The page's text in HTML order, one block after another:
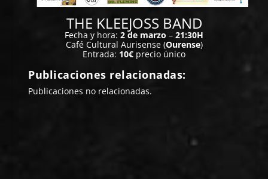
THE KLEEJOSS BAND
Fecha y hora: 2 de marzo – 21:30H
Café Cultural Aurisense (Ourense)
Entrada: 10€ precio único
Publicaciones relacionadas:
Publicaciones no relacionadas.